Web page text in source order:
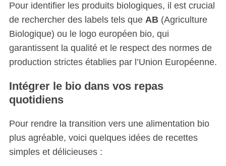
Pour identifier les produits biologiques, il est crucial
de rechercher des labels tels que AB(Agriculture
Biologique) ou le logo européen bio, qui
garantissent la qualité et le respect des normes de
production strictes établies par l’Union Européenne.
Intégrer le bio dans vos repas
quotidiens
Pour rendre la transition vers une alimentation bio
plus agréable, voici quelques idées de recettes
simples et délicieuses :